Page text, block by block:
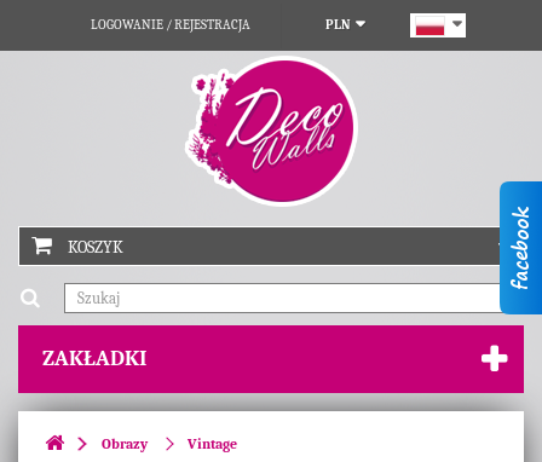
LOGOWANIE / REJESTRACJA PLN
KOSZYK
ZAKŁADKI
Obrazy Vintage